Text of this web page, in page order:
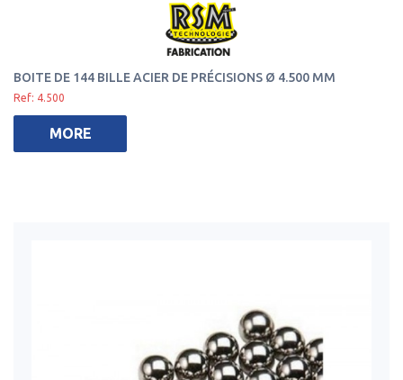
BOITE DE 144 BILLE ACIER DE PRÉCISIONS Ø 4.500 MM
Ref: 4.500
MORE